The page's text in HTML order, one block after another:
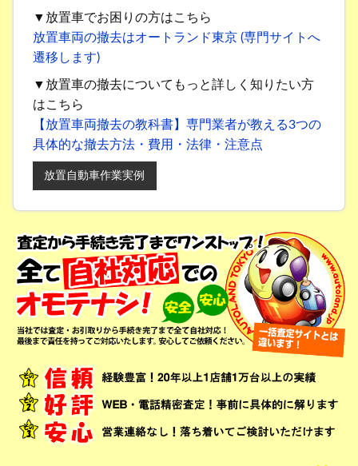
▼放置車でお困りの方はこちら
放置車両の撤去はオートランド東京 (専門サイトへ
遷移します)
▼放置車の撤去についてもっと詳しく知りたい方
はこちら
【放置車両撤去の教科書】専門業者が教える3つの
具体的な撤去方法・費用・法律・注意点
放置自動車作業実例